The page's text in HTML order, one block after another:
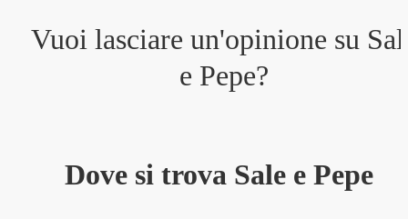
Vuoi lasciare un'opinione su
e Pepe?
Dove si trova Sale e Pepe